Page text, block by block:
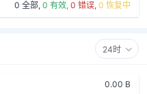
0 全部, 0 有效, 0 错误, 0 恢复中
24时
0.00 B